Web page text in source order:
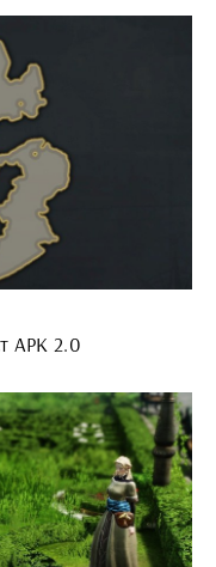
АРК 2.0